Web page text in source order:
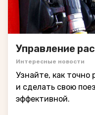
Управление
Интересные новости
Узнайте, как точно
и сделать свою
эффективной.